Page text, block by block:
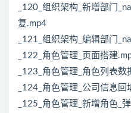
_120_组织架构_新增部门
复.mp4
_121_组织架构_编辑部门
_122_角色管理_页面搭建
_123_角色管理_角色列表
_124_角色管理_公司信息回
_125_角色管理_新增角色_